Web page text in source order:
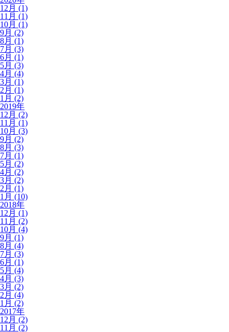
12月 (1)
11月 (1)
10月 (1)
9月 (2)
8月 (1)
7月 (3)
6月 (1)
5月 (3)
4月 (4)
3月 (1)
2月 (1)
1月 (2)
2019年
12月 (2)
11月 (1)
10月 (3)
9月 (2)
8月 (3)
7月 (1)
5月 (2)
4月 (2)
3月 (2)
2月 (1)
1月 (10)
2018年
12月 (1)
11月 (2)
10月 (4)
9月 (1)
8月 (4)
7月 (3)
6月 (1)
5月 (4)
4月 (3)
3月 (2)
2月 (4)
1月 (2)
2017年
12月 (2)
11月 (2)